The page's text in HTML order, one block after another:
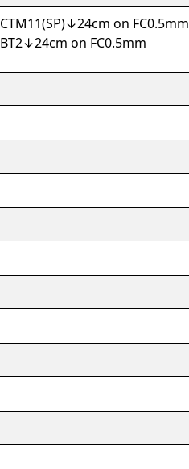
CTM11(SP)↓24cm on FC0.5mm
BT2↓24cm on FC0.5mm